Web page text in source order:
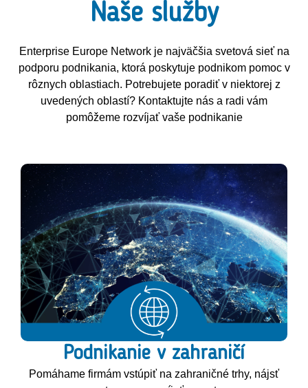
Enterprise Europe
Network
Pomáhame vám inovovať a medzinárodne
Kontaktujte nás
Naše služby
Enterprise Europe Network je najväčšia svetová sieť na
podporu podnikania, ktorá poskytuje podnikom pomoc v
rôznych oblastiach. Potrebujete poradiť v niektorej z
uvedených oblastí? Kontaktujte nás a radi vám
pomôžeme rozvíjať vaše podnikanie
Podnikanie v zahraničí
Pomáhame firmám vstúpiť na zahraničné trhy, nájsť